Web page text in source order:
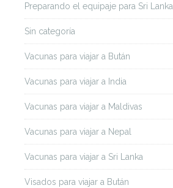
Preparando el equipaje para Sri Lanka
Sin categoría
Vacunas para viajar a Bután
Vacunas para viajar a India
Vacunas para viajar a Maldivas
Vacunas para viajar a Nepal
Vacunas para viajar a Sri Lanka
Visados para viajar a Bután